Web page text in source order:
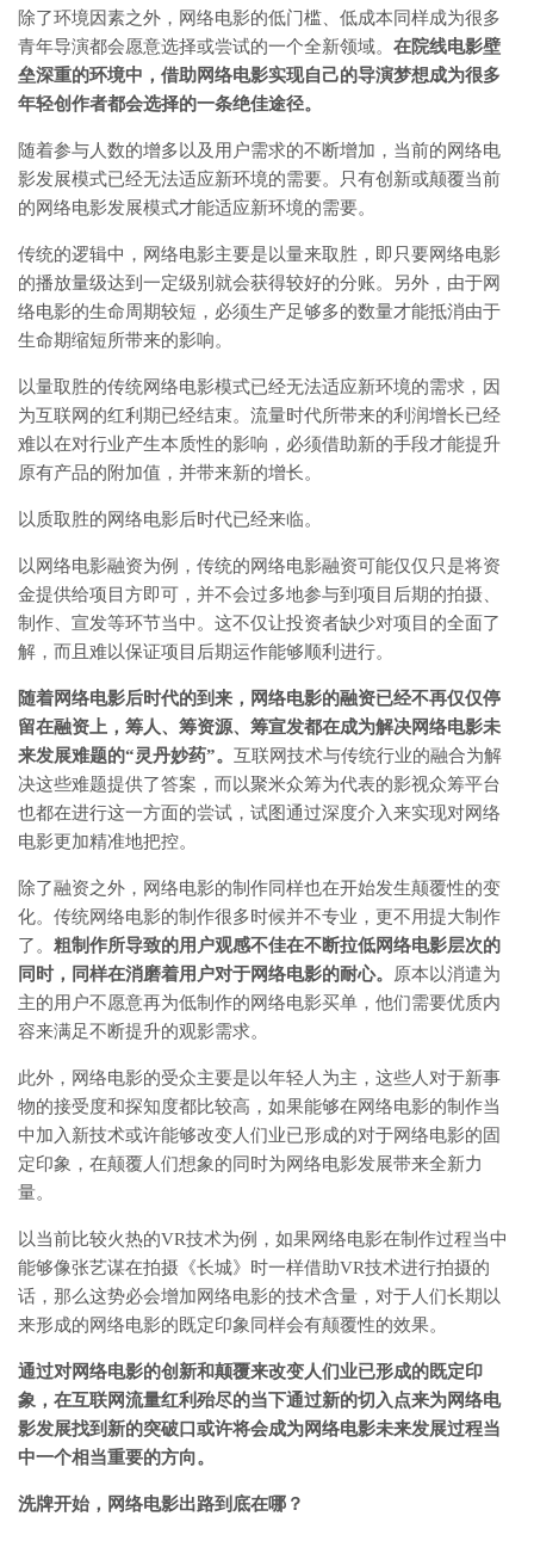
除了环境因素之外，网络电影的低门槛、低成本同样成为很多
青年导演都会愿意选择或尝试的一个全新领域。 在院线电影壁
垒深重的环境中，借助网络电影实现自己的导演梦想成为很多
年轻创作者都会选择的一条绝佳途径。
随着参与人数的增多以及用户需求的不断增加，当前的网络电
影发展模式已经无法适应新环境的需要。只有创新或颠覆当前
的网络电影发展模式才能适应新环境的需要。
传统的逻辑中，网络电影主要是以量来取胜，即只要网络电影
的播放量级达到一定级别就会获得较好的分账。另外，由于网
络电影的生命周期较短，必须生产足够多的数量才能抵消由于
生命期缩短所带来的影响。
以量取胜的传统网络电影模式已经无法适应新环境的需求，因
为互联网的红利期已经结束。流量时代所带来的利润增长已经
难以在对行业产生本质性的影响，必须借助新的手段才能提升
原有产品的附加值，并带来新的增长。
以质取胜的网络电影后时代已经来临。
以网络电影融资为例，传统的网络电影融资可能仅仅只是将资
金提供给项目方即可，并不会过多地参与到项目后期的拍摄、
制作、宣发等环节当中。这不仅让投资者缺少对项目的全面了
解，而且难以保证项目后期运作能够顺利进行。
随着网络电影后时代的到来，网络电影的融资已经不再仅仅停
留在融资上，筹人、筹资源、筹宣发都在成为解决网络电影未
来发展难题的“灵丹妙药”。 互联网技术与传统行业的融合为解
决这些难题提供了答案，而以聚米众筹为代表的影视众筹平台
也都在进行这一方面的尝试，试图通过深度介入来实现对网络
电影更加精准地把控。
除了融资之外，网络电影的制作同样也在开始发生颠覆性的变
化。传统网络电影的制作很多时候并不专业，更不用提大制作
了。 粗制作所导致的用户观感不佳在不断拉低网络电影层次的
同时，同样在消磨着用户对于网络电影的耐心。
原本以消遣为
主的用户不愿意再为低制作的网络电影买单，他们需要优质内
容来满足不断提升的观影需求。
此外，网络电影的受众主要是以年轻人为主，这些人对于新事
物的接受度和探知度都比较高，如果能够在网络电影的制作当
中加入新技术或许能够改变人们业已形成的对于网络电影的固
定印象，在颠覆人们想象的同时为网络电影发展带来全新力
量。
以当前比较火热的VR技术为例，如果网络电影在制作过程当中
能够像张艺谋在拍摄《长城》时一样借助VR技术进行拍摄的
话，那么这势必会增加网络电影的技术含量，对于人们长期以
来形成的网络电影的既定印象同样会有颠覆性的效果。
通过对网络电影的创新和颠覆来改变人们业已形成的既定印
象，在互联网流量红利殆尽的当下通过新的切入点来为网络电
影发展找到新的突破口或许将会成为网络电影未来发展过程当
中一个相当重要的方向。
洗牌开始，网络电影出路到底在哪？